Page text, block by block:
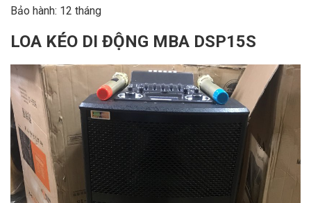
Bảo hành: 12 tháng
LOA KÉO DI ĐỘNG MBA DSP15S